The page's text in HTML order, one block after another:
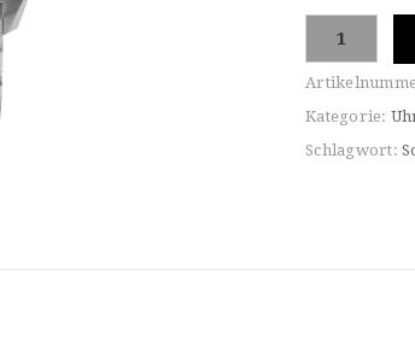
ECO
SOLAR
1-
Kategorie:
Schlagwort: